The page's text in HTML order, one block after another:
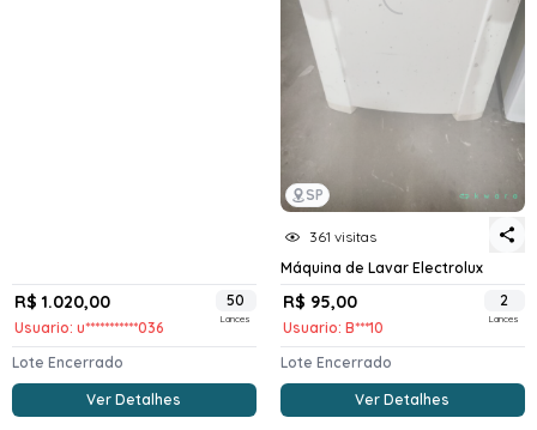
R$ 1.020,00
Usuario: u***********036
50
Lances
Lote Encerrado
Ver Detalhes
SP
361 visitas
Máquina de Lavar Electrolux
R$ 95,00
Usuario: B***10
2
Lances
Lote Encerrado
Ver Detalhes